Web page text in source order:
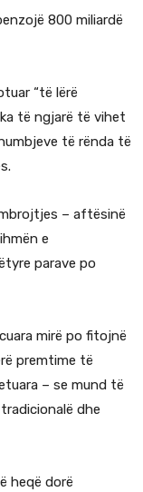
800 miliardë
“të lërë
të ngjarë të vihet
të rënda të
– aftësinë
e
parave po
mirë po fitojnë
premtime të
– se mund të
dhe
heqë dorë